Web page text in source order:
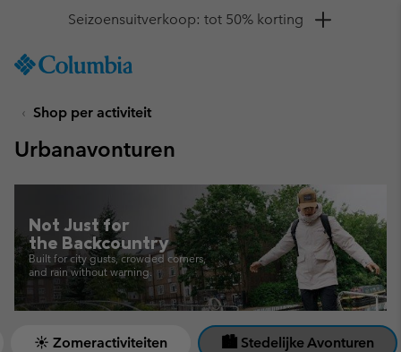
TO
SKIP
MAIN
TO
SEARCH
Krijg 10% korting
Shop per activiteit
Urbanavonturen
Not Just for
the Backcountry
Built for city gusts, crowded corners,
and rain without warning.
☀ Zomeractiviteiten 🏙 Stedelijke Avonturen